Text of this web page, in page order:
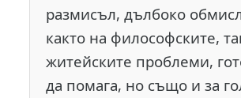
размисъл, дълбоко
както на философските,
житейските проблеми,
да помага, но също и за